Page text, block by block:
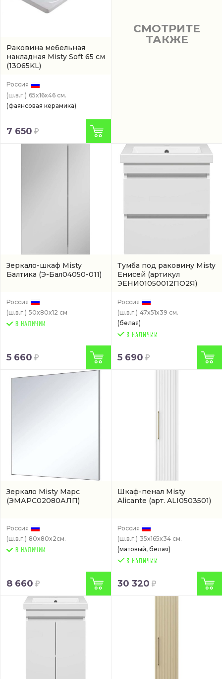
Раковина мебельная
накладная Misty Soft 65 см
(13065KL)
Россия
(ш.в.г.) 65x16x46 см.
(фаянсовая керамика)
7 650
СМОТРИТЕ
ТАКЖЕ
Зеркало-шкаф Misty
Балтика (Э-Бал04050-011)
Россия
(ш.в.г.) 50x80x12 см
В НАЛИЧИИ
5 660
Тумба под раковину Misty
Енисей (артикул
ЭЕНИ01050012ПО2Я)
Россия
(ш.в.г.) 47x51x39 см.
(белая)
5 690
Зеркало Misty Марс
(ЭМАРС02080АЛП)
Россия
(ш.в.г.) 80x80x2см.
В НАЛИЧИИ
8 660
Шкаф-пенал Misty
Alicante (арт. ALI0503501)
Россия
(ш.в.г.) 35x165x34 см.
(матовый, белая)
30 320